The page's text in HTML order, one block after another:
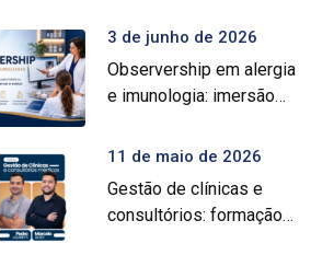
3 de junho de 2026
Observership em alergia
e imunologia: imersão
11 de maio de 2026
Gestão de clínicas e
consultórios: formação